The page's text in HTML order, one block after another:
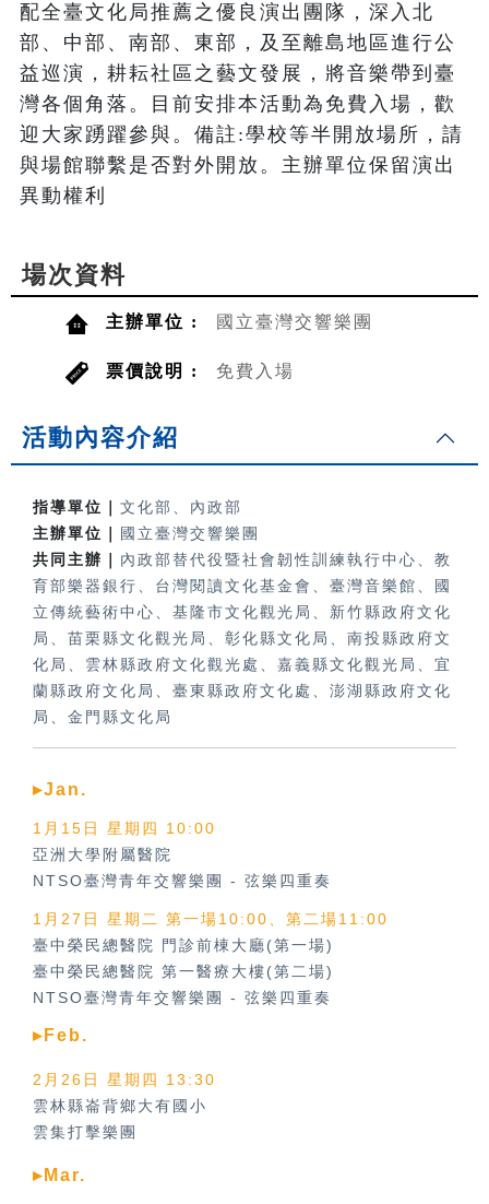
配全臺文化局推薦之優良演出團隊，深入北
部、中部、南部、東部，及至離島地區進行公
益巡演，耕耘社區之藝文發展，將音樂帶到臺
灣各個角落。目前安排本活動為免費入場，歡
迎大家踴躍參與。備註:學校等半開放場所，請
與場館聯繫是否對外開放。主辦單位保留演出
異動權利
場次資料
主辦單位 : 國立臺灣交響樂團
票價說明 : 免費入場
活動內容介紹
指導單位｜ 文化部、內政部
主辦單位｜
國立臺灣交響樂團
共同主辦｜ 內政部替代役暨社會韌性訓練執行中心、教
育部樂器銀行、 台灣閱讀文化基金會、臺灣音樂館、國
立傳統藝術中心、基隆市文化觀光局、新竹縣政府文化
局、苗栗縣文化觀光局、彰化縣文化局、南投縣政府文
化局、雲林縣政府文化觀光處、嘉義縣文化觀光局、宜
蘭縣政府文化局、臺東縣政府文化處、澎湖縣政府文化
局、金門縣文化局
▸Jan.
1月15日 星期四 10:00
亞洲大學附屬醫院
NTSO臺灣青年交響樂團 - 弦樂四重奏
1月27日 星期二 第一場10:00、第二場11:00
臺中榮民總醫院 門診前棟大廳(第一場)
臺中榮民總醫院 第一醫療大樓(第二場)
NTSO臺灣青年交響樂團 - 弦樂四重奏
▸Feb.
2月26日 星期四 13:30
雲林縣崙背鄉大有國小
雲集打擊樂團
▸Mar.